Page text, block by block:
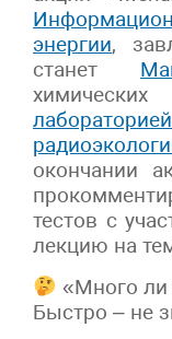
энергии,
станет
окончании
тестов с
лекцию на
«Много ли
Быстро – не